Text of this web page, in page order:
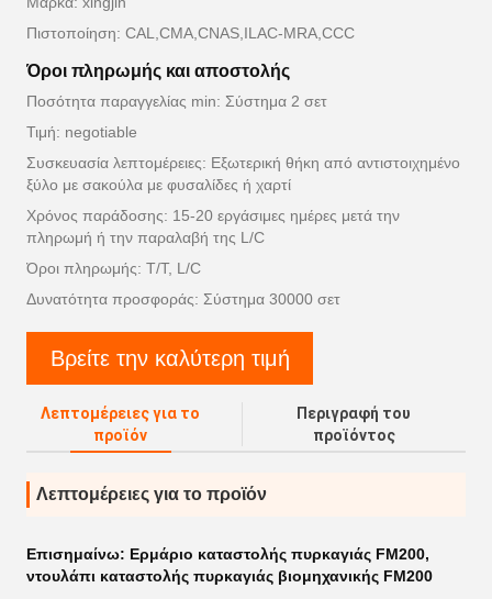
Πιστοποίηση: CAL,CMA,CNAS,ILAC-MRA,CCC
Όροι πληρωμής και αποστολής
Ποσότητα παραγγελίας min: Σύστημα 2 σετ
Τιμή: negotiable
Συσκευασία λεπτομέρειες: Εξωτερική θήκη από αντιστοιχημένο
ξύλο με σακούλα με φυσαλίδες ή χαρτί
Χρόνος παράδοσης: 15-20 εργάσιμες ημέρες μετά την
πληρωμή ή την παραλαβή της L/C
Όροι πληρωμής: T/T, L/C
Δυνατότητα προσφοράς: Σύστημα 30000 σετ
Βρείτε την καλύτερη τιμή
Λεπτομέρειες για το
προϊόν
Περιγραφή του
προϊόντος
Λεπτομέρειες για το προϊόν
Επισημαίνω: Ερμάριο καταστολής πυρκαγιάς FM200,
ντουλάπι καταστολής πυρκαγιάς βιομηχανικής FM200